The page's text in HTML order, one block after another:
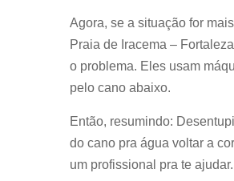
Agora, se a situação for
Praia de Iracema –
o problema. Eles usam
pelo cano abaixo.
Então, resumindo:
do cano pra água voltar a
um profissional pra te ajudar.